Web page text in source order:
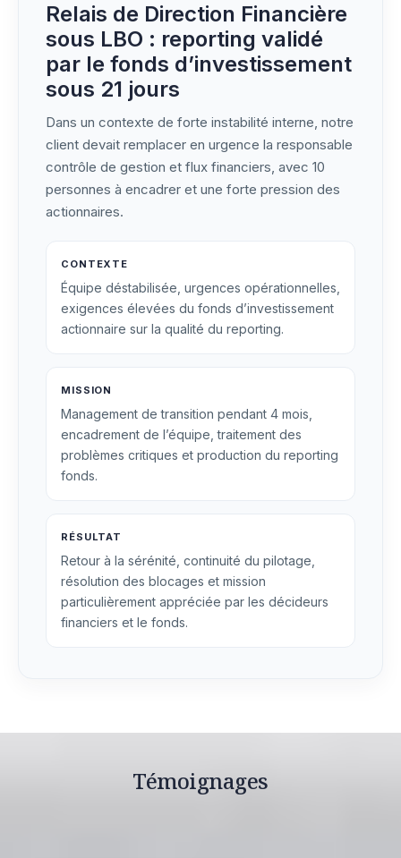
Relais de Direction Financière
sous LBO : reporting validé
par le fonds d’investissement
sous 21 jours
Dans un contexte de forte instabilité interne, notre
client devait remplacer en urgence la responsable
contrôle de gestion et flux financiers, avec 10
personnes à encadrer et une forte pression des
actionnaires.
CONTEXTE
Équipe déstabilisée, urgences opérationnelles,
exigences élevées du fonds d’investissement
actionnaire sur la qualité du reporting.
MISSION
Management de transition pendant 4 mois,
encadrement de l’équipe, traitement des
problèmes critiques et production du reporting
fonds.
RÉSULTAT
Retour à la sérénité, continuité du pilotage,
résolution des blocages et mission
particulièrement appréciée par les décideurs
financiers et le fonds.
Témoignages